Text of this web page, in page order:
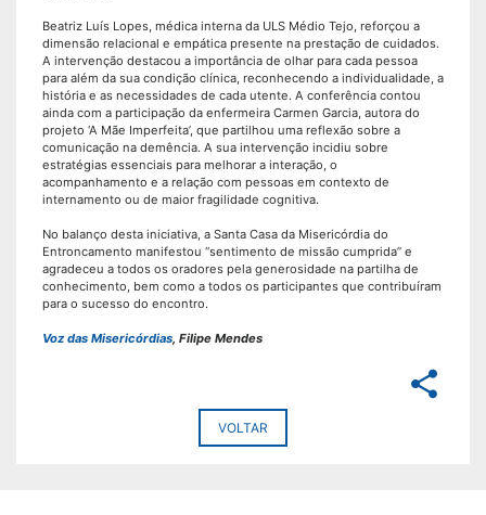
Beatriz Luís Lopes, médica interna da ULS Médio Tejo, reforçou a
dimensão relacional e empática presente na prestação de cuidados.
A intervenção destacou a importância de olhar para cada pessoa
para além da sua condição clínica, reconhecendo a individualidade, a
história e as necessidades de cada utente. A conferência contou
ainda com a participação da enfermeira Carmen Garcia, autora do
projeto ‘A Mãe Imperfeita’, que partilhou uma reflexão sobre a
comunicação na demência. A sua intervenção incidiu sobre
estratégias essenciais para melhorar a interação, o
acompanhamento e a relação com pessoas em contexto de
internamento ou de maior fragilidade cognitiva.
No balanço desta iniciativa, a Santa Casa da Misericórdia do
Entroncamento manifestou “sentimento de missão cumprida” e
agradeceu a todos os oradores pela generosidade na partilha de
conhecimento, bem como a todos os participantes que contribuíram
para o sucesso do encontro.
Voz das Misericórdias , Filipe Mendes
share
VOLTAR